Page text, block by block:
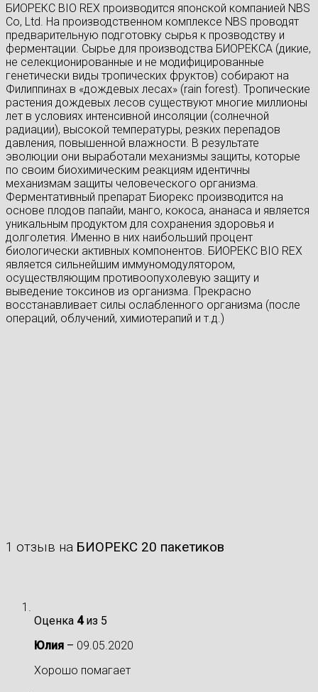
БИОРЕКС BIO REX производится японской компанией NBS
Co, Ltd. На производственном комплексе NBS проводят
предварительную подготовку сырья к прозводству и
ферментации. Сырье для производства БИОРЕКСА (дикие,
не селекционированные и не модифицированные
генетически виды тропических фруктов) собирают на
Филиппинах в «дождевых лесах» (rain forest). Тропические
растения дождевых лесов существуют многие миллионы
лет в условиях интенсивной инсоляции (солнечной
радиации), высокой температуры, резких перепадов
давления, повышенной влажности. В результате
эволюции они выработали механизмы защиты, которые
по своим биохимическим реакциям идентичны
механизмам защиты человеческого организма.
Ферментативный препарат Биорекс производится на
основе плодов папайи, манго, кокоса, ананаса и является
уникальным продуктом для сохранения здоровья и
долголетия. Именно в них наибольший процент
биологически активных компонентов. БИОРЕКС BIO REX
является сильнейшим иммуномодулятором,
осуществляющим противоопухолевую защиту и
выведение токсинов из организма. Прекрасно
восстанавливает силы ослабленного организма (после
операций, облучений, химиотерапий и т.д.)
1 отзыв на БИОРЕКС 20 пакетиков
Оценка 4из 5
Юлия – 09.05.2020
Хорошо помагает